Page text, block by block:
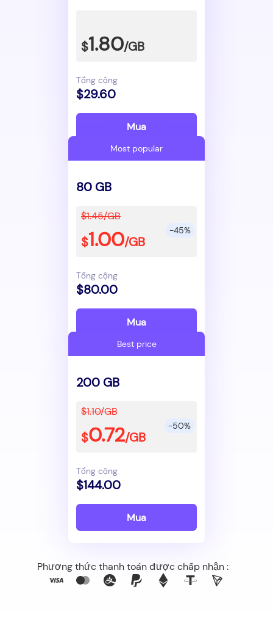
$1.80/GB
Tổng cộng
$29.60
Mua
Most popular
-45%
80 GB
$1.45/GB
$1.00/GB
Tổng cộng
$80.00
Mua
Best price
-50%
200 GB
$1.10/GB
$0.72/GB
Tổng cộng
$144.00
Mua
Phương thức thanh toán được chấp nhận :